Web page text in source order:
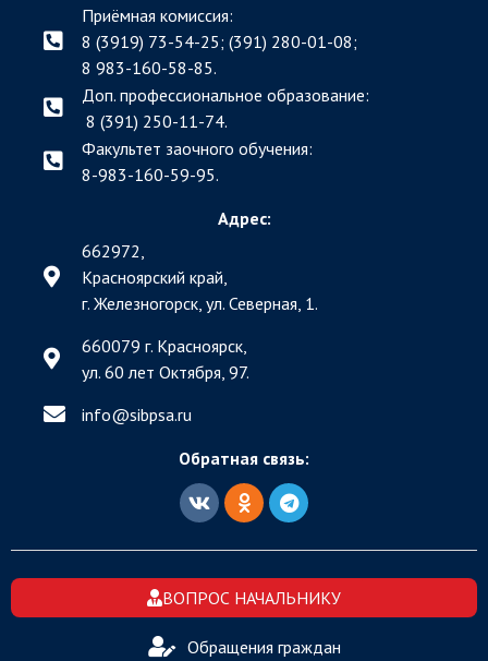
Приёмная комиссия:
8 (3919) 73-54-25; (391) 280-01-08;
8 983-160-58-85.
Доп. профессиональное образование:
8 (391) 250-11-74.
Факультет заочного обучения:
8-983-160-59-95.
Адрес:
662972,
Красноярский край,
г. Железногорск, ул. Северная, 1.
660079 г. Красноярск,
ул. 60 лет Октября, 97.
info@sibpsa.ru
Обратная связь:
ВОПРОС НАЧАЛЬНИКУ
Обращения граждан